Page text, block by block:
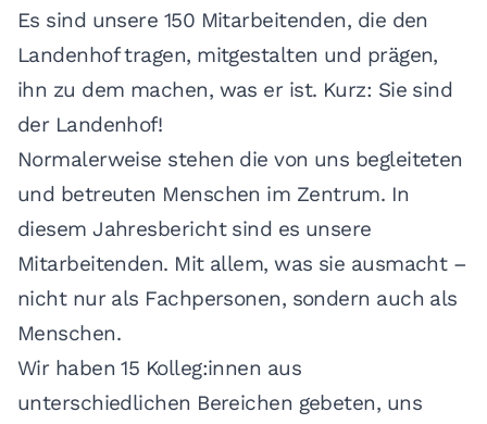
Es sind unsere 150 Mitarbeitenden, die den
Landenhof tragen, mitgestalten und prägen,
ihn zu dem machen, was er ist. Kurz: Sie sind
der Landenhof!
Normalerweise stehen die von uns begleiteten
und betreuten Menschen im Zentrum. In
diesem Jahresbericht sind es unsere
Mitarbeitenden. Mit allem, was sie ausmacht –
nicht nur als Fachpersonen, sondern auch als
Menschen.
Wir haben 15 Kolleg:innen aus
unterschiedlichen Bereichen gebeten, uns